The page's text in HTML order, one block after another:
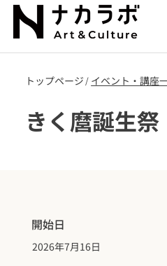
トップページ / イベント・講座
きく麿誕生祭
開始日
2026年7月16日